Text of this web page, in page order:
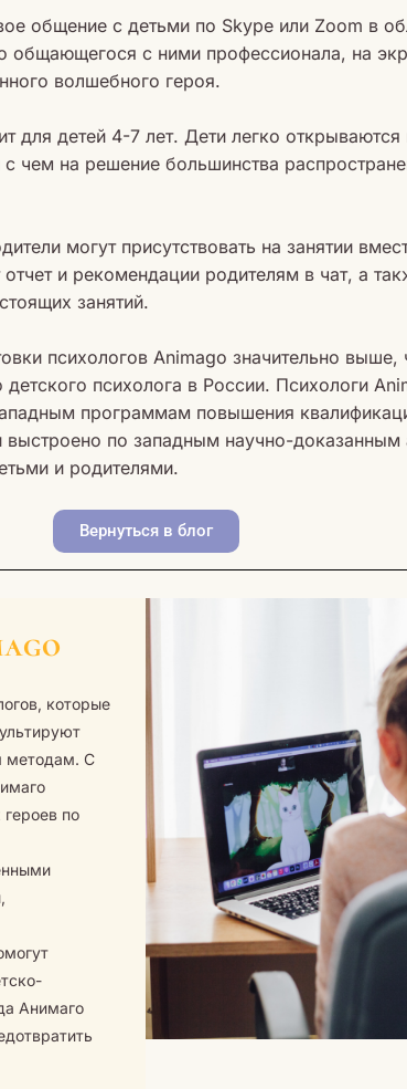
общение с детьми по Skype или Zoom в
с ними профессионала, на
волшебного героя.
для детей 4-7 лет. Дети легко
чем на решение большинства
могут присутствовать на занятии
и рекомендации родителям в чат, а
занятий.
психологов Animago значительно выше,
детского психолога в России. Психологи
программам повышения
выстроено по западным научно-доказанным
и родителями.
Вернуться в блог
которые
методам. С
по
Анимаго